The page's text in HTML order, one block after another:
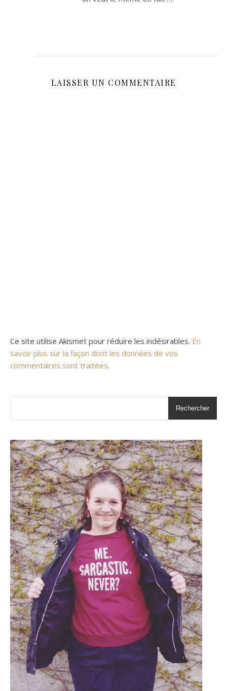
LAISSER UN COMMENTAIRE
Ce site utilise Akismet pour réduire les indésirables. En
savoir plus sur la façon dont les données de vos
commentaires sont traitées.
Rechercher